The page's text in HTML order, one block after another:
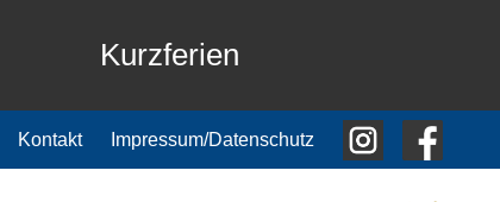
Kurzferien
Kontakt Impressum/Datenschutz